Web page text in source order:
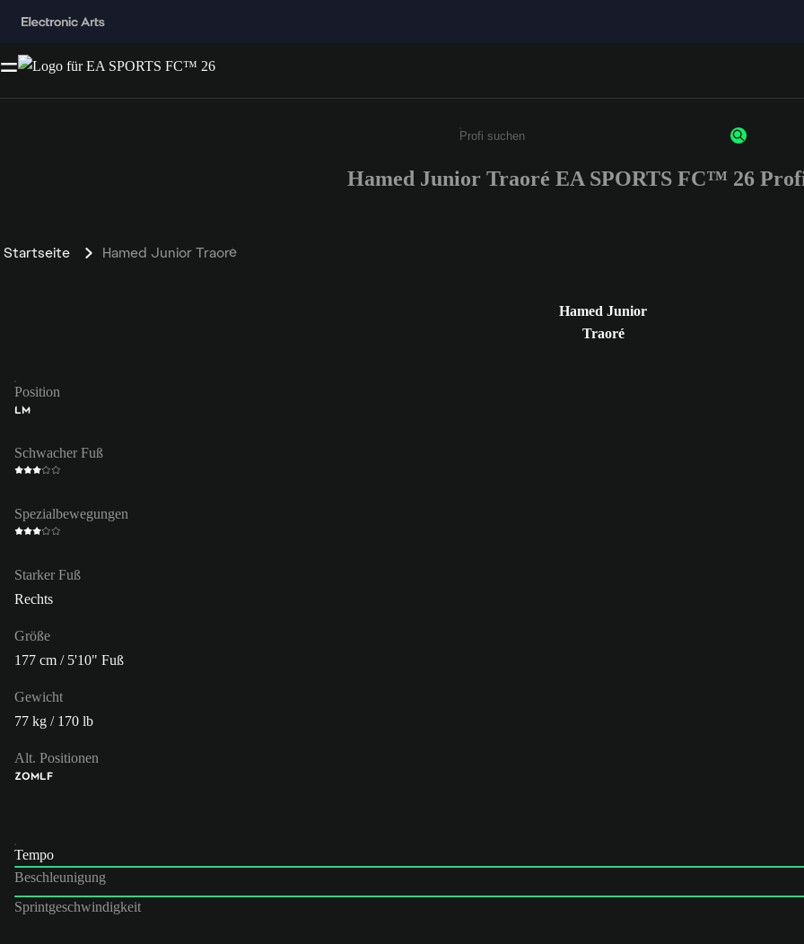
Gib mindestens 3 Zeichen oder Ziffern ein
Hamed Junior Traoré EA SPORTS FC™ 26
Startseite Hamed Junior Traoré
Hamed Junior
Traoré
Position
LM
Schwacher Fuß
Spezialbewegungen
Starker Fuß
Rechts
Größe
177 cm / 5'10" Fuß
Gewicht
77 kg / 170 lb
Alt. Positionen
ZOMLF
Tempo
Beschleunigung
Sprintgeschwindigkeit